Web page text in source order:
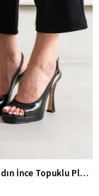
Pico Siyah Kadın İnce Topuklu Platform Abiye Ayakkabı